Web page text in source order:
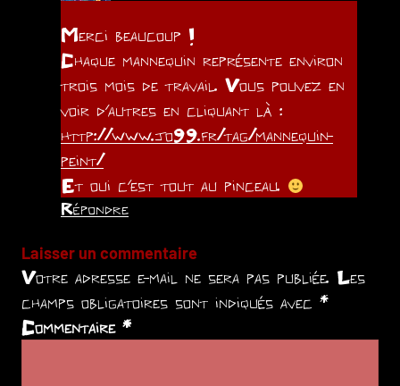
Merci beaucoup !
Chaque mannequin représente environ
trois mois de travail. Vous pouvez en
voir d’autres en cliquant là :
http://www.jo99.fr/tag/mannequin-
peint/
Et oui c’est tout au pinceau.
Répondre
Laisser un commentaire
Votre adresse e-mail ne sera pas publiée. Les
champs obligatoires sont indiqués avec *
Commentaire *